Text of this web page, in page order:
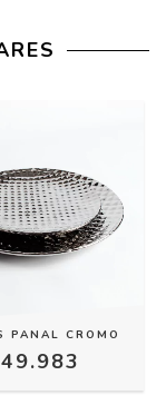
PANAL CROMO